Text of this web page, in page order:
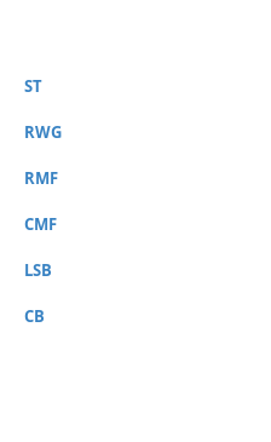
ST
RWG
RMF
CMF
LSB
CB